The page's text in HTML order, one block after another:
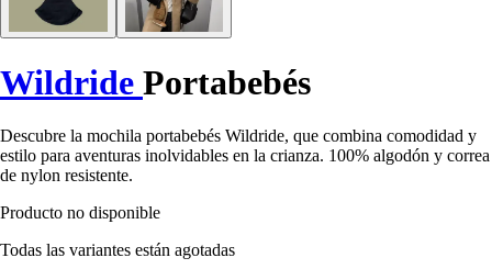
Wildride Portabebés
Descubre la mochila portabebés Wildride, que combina comodidad y
estilo para aventuras inolvidables en la crianza. 100% algodón y correa
de nylon resistente.
Producto no disponible
Todas las variantes están agotadas